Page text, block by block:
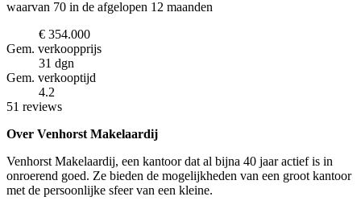
waarvan 70 in de afgelopen 12 maanden
€ 354.000
Gem. verkoopprijs
31 dgn
Gem. verkooptijd
4.2
51 reviews
Over Venhorst Makelaardij
Venhorst Makelaardij, een kantoor dat al bijna 40 jaar actief is in
onroerend goed. Ze bieden de mogelijkheden van een groot kantoor
met de persoonlijke sfeer van een kleine.